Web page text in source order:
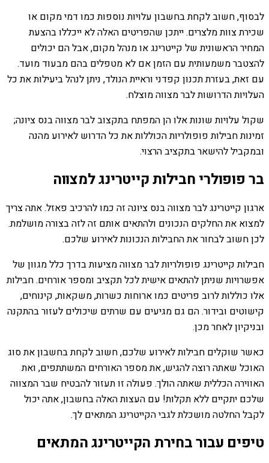
לבסוף, חשוב לקחת בחשבון עלויות נוספות כמו דמי מקום או
שכירת צוות מלצרים. ייתכן שהפריטים האלה לא ייכללו בהצעת
המחיר הראשונית של קייטרינג או מנהל מקום, אבל הם יכולים
להצטבר משמעותית עם הזמן אם לא מטפלים בהם מבעוד מועד.
עם זאת, בעזרת תכנון קפדני וראיית הנולד, ניתן לנהל ביעילות את כל
העלויות הדרושות לבר מצווה מוצלח.
שקול עלויות שונות אלו הן המפתח בתקצוב לבר מצווה בנס ציונה;
זמינות חבילות פופולריות הכוללות את כל הדרוש לאירוע מהנה
ובמקביל להישאר בתקציב הרצוי.
בר פופולרי חבילות קייטרינג למצווה
ארגון קייטרינג לבר מצווה בנס ציונה זה כמו להרכיב פאזל. אתה צריך
למצוא את החלקים הנכונים ולהתאים אותם זה לזה בצורה מושלמת.
לכן חשוב לבחור את החבילות הנכונות לאירוע שלכם.
חבילות קייטרינג פופולריות לבר מצווה מציעות בדרך כלל מגוון של
אפשרויות שניתן להתאים אישית לכל תקציב ומספר אורחים. חבילות
אלו כוללות לרוב פריטים כמו ארוחות כשרות, משקאות, קינוחים,
קישוטים ובידור. הם גם מגיעים עם שרתים שיכולים לעזור בהתקנה
ובניקיון לאחר מכן.
כאשר שוקלים חבילות לאירוע שלכם, חשוב לקחת בחשבון את סוג
האוכל שאתה רוצה להגיש, את מספר האורחים המשתתפים, ואת
האווירה הכללית שאתה הולך. פעולה זו תעזור להבטיח שבר המצווה
שלכם יתקיים ללא תקלות! עם העצות האלה בחשבון, אתה יכול
לקבל החלטה מושכלת לגבי הקייטרינג המתאים לך.
טיפים עבור בחירת הקייטרינג המתאים